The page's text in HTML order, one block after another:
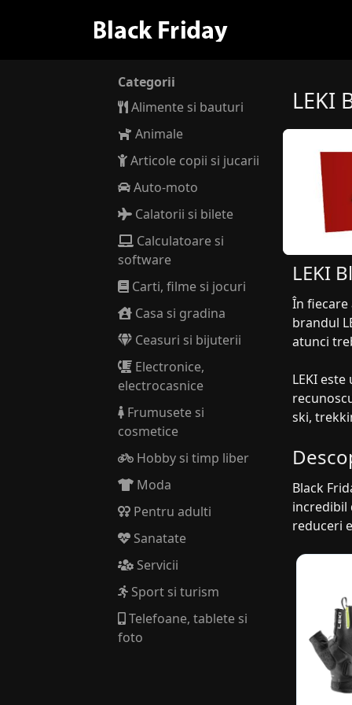
LEKI
LEKI
În fiecare
brandul
atunci
LEKI
ski,
Black
incredibil
reduceri
Categorii
Alimente si bauturi
Animale
Articole copii si jucarii
Auto-moto
Calatorii si bilete
Calculatoare si
software
Carti, filme si jocuri
Casa si gradina
Ceasuri si bijuterii
Electronice,
electrocasnice
Frumusete si
cosmetice
Hobby si timp liber
Moda
Pentru adulti
Sanatate
Servicii
Sport si turism
Telefoane, tablete si
foto